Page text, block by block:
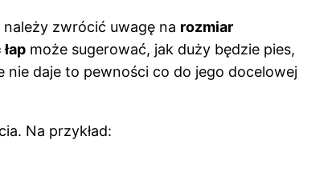
zwrócić uwagę na rozmiar
może sugerować, jak duży będzie pies,
nie daje to pewności co do jego docelowej
Na przykład: